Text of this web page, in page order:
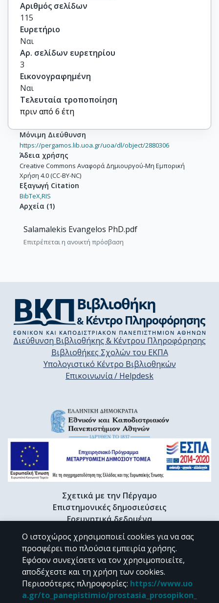
Αριθμός σελίδων
115
Ευρετήριο
Ναι
Αρ. σελίδων ευρετηρίου
3
Εικονογραφημένη
Ναι
Τελευταία τροποποίηση
πριν από 6 έτη
Μόνιμη Διεύθυνση
https://pergamos.lib.uoa.gr/uoa/dl/object/2880306
Άδεια χρήσης
Creative Commons Αναφορά Δημιουργού-Μη Εμπορική
Χρήση 4.0 (CC-BY-NC)
Εξαγωγή Citation
BibTeX,RIS
Αρχεία (1)
Salamalekis Evangelos PhD.pdf
Επιτρέπεται η ανοικτή πρόσβαση
Διεύθυνση Βιβλιοθήκης & Κέντρου Πληροφόρησης
Βιβλιοθήκες Σχολών του ΕΚΠΑ
Υπολογιστικό Κέντρο Βιβλιοθηκών
Επικοινωνία / Helpdesk
Σχετικά με την Πέργαμο
Επιστημονικές δημοσιεύσεις
Ερευνητικά δεδομένα
Διδακτορικές διατριβές & Γκρίζα βιβλιογραφία
Προφίλ Ερευνητή
CC BY-NC 4.0
Ο ιστοχώρος χρησιμοποιεί cookies για να σας
προσφέρει πιο πλούσια εμπειρία χρήσης.
Εφόσον συνεχίσετε να τον χρησιμοποιείτε,
αποδέχεστε και τη χρήση των cookies.
Περισσότερες πληροφορίες: https://www.uo
a.gr/to_panepistimio/prostasia_prosopikon_